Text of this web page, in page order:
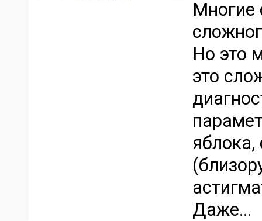
Многие
Но это
это
яблока,
Даже...